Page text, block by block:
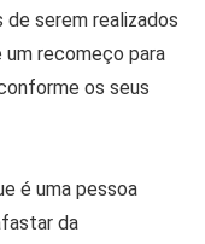
serem realizados
um recomeço para
os seus
é uma pessoa
da